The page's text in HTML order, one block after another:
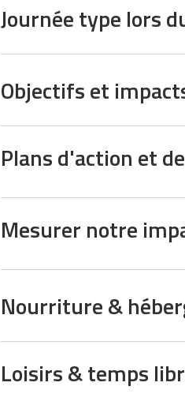
Journée type lors
Objectifs et
Plans d'action et
Mesurer notre
Nourriture &
Loisirs & temps